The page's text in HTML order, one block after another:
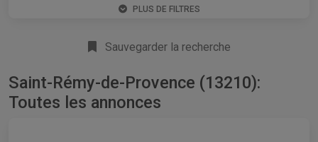
PLUS DE FILTRES
Sauvegarder la recherche
Saint-Rémy-de-Provence (13210):
Toutes les annonces